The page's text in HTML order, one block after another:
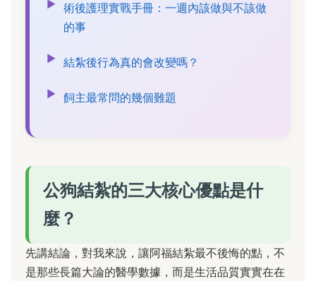
術後護理實戰手冊：一週內該做與不該做
的事
結紮後行為真的會改變嗎？
飼主最常問的幾個難題
公狗結紮的三大核心優點是什
麼？
先講結論，對我來說，讓阿福結紮最不後悔的點，不
是那些長篇大論的醫學數據，而是生活品質實實在在